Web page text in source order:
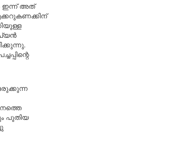
ഇന്ന് അത്
പുതിയ